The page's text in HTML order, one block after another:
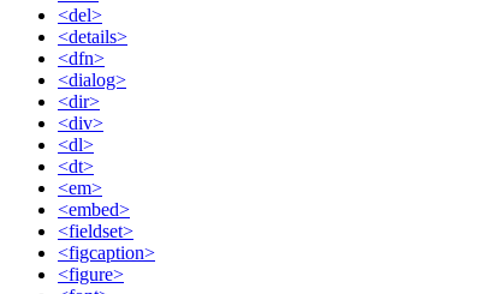
<del>
<details>
<dfn>
<dialog>
<dir>
<div>
<dl>
<dt>
<em>
<embed>
<fieldset>
<figcaption>
<figure>